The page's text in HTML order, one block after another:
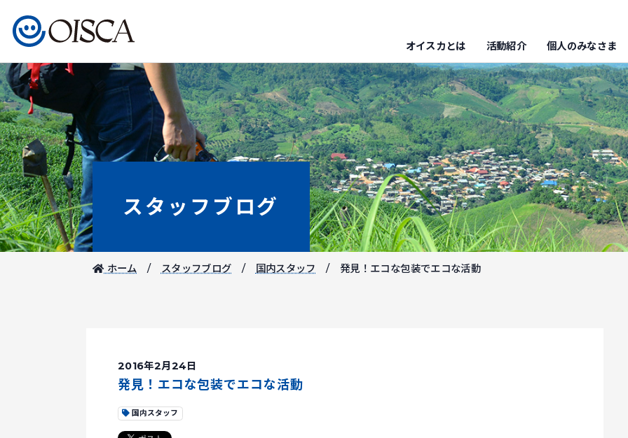
オイスカとは 活動紹介 個人のみなさま
スタッフブログ
ホーム スタッフブログ 国内スタッフ 発見！エコな包装でエコな活動
2016年2月24日
発見！エコな包装でエコな活動
国内スタッフ